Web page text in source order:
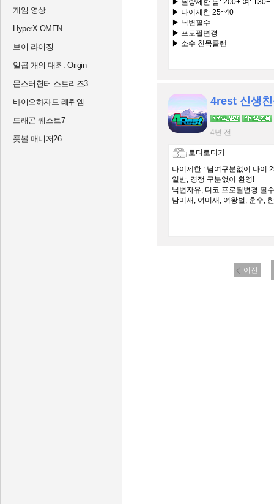
게임 영상
HyperX OMEN
브이 라이징
일곱 개의 대죄: Origin
몬스터헌터 스토리즈3
바이오하자드 레퀴엠
드래곤 퀘스트7
풋볼 매니저26
▶ 딜량제한 남: 200+ 여: 130+
▶ 나이제한 25~40
▶ 닉변필수
▶ 프로필변경
▶ 소수 친목클랜
4년 전
로티로티기
나이제한 : 남여구분없이 나이
일반, 경쟁 구분없이 환영!
닉변자유, 디코 프로필변경 필
남미새, 여미새, 여왕벌, 훈수,
이전